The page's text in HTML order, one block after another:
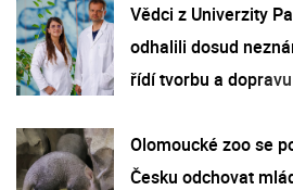
Vědci z Univerzity
odhalili dosud
řídí tvorbu a
Olomoucké zoo se
Česku odchovat